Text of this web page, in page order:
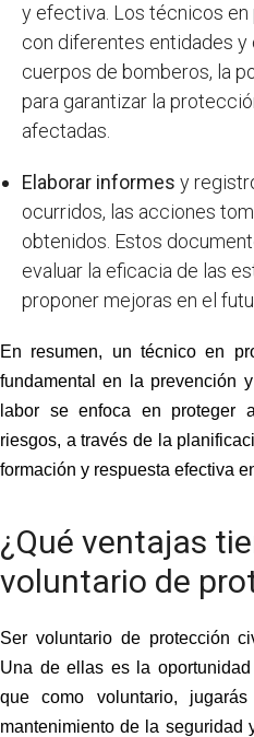
y efectiva. Los técnicos
con diferentes entidades
cuerpos de bomberos, la
para garantizar la
afectadas.
Elaborar informes y
ocurridos, las acciones
obtenidos. Estos
evaluar la eficacia de las
proponer mejoras en el
En resumen, un técnico en
fundamental en la prevención
labor se enfoca en proteger
riesgos, a través de la
formación y respuesta efectiva
¿Qué ventajas
voluntario de
Ser voluntario de protección
Una de ellas es la
que como voluntario,
mantenimiento de la seguridad